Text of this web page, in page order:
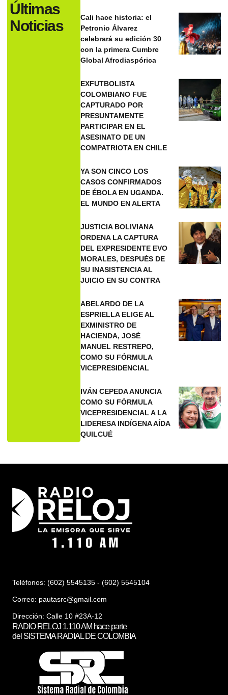
Últimas
Noticias
Cali hace historia: el
Petronio Álvarez
celebrará su edición 30
con la primera Cumbre
Global Afrodiaspórica
EXFUTBOLISTA
COLOMBIANO FUE
CAPTURADO POR
PRESUNTAMENTE
PARTICIPAR EN EL
ASESINATO DE UN
COMPATRIOTA EN CHILE
YA SON CINCO LOS
CASOS CONFIRMADOS
DE ÉBOLA EN UGANDA.
EL MUNDO EN ALERTA
JUSTICIA BOLIVIANA
ORDENA LA CAPTURA
DEL EXPRESIDENTE EVO
MORALES, DESPUÉS DE
SU INASISTENCIA AL
JUICIO EN SU CONTRA
ABELARDO DE LA
ESPRIELLA ELIGE AL
EXMINISTRO DE
HACIENDA, JOSÉ
MANUEL RESTREPO,
COMO SU FÓRMULA
VICEPRESIDENCIAL
IVÁN CEPEDA ANUNCIA
COMO SU FÓRMULA
VICEPRESIDENCIAL A LA
LIDERESA INDÍGENA AÍDA
QUILCUÉ
Teléfonos: (602) 5545135 - (602) 5545104
Correo: pautasrc@gmail.com
Dirección: Calle 10 #23A-12
RADIO RELOJ 1.110 AM hace parte
del SISTEMA RADIAL DE COLOMBIA